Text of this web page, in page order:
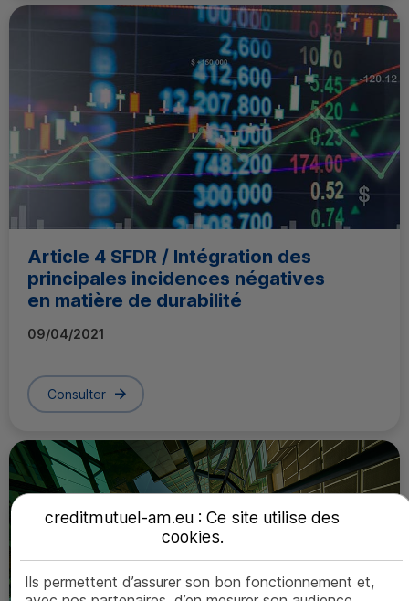
Article 4 SFDR / Intégration des
principales incidences négatives
en matière de durabilité
09/04/2021
Consulter
creditmutuel-am.eu : Ce site utilise des
cookies.
Ils permettent d’assurer son bon fonctionnement et,